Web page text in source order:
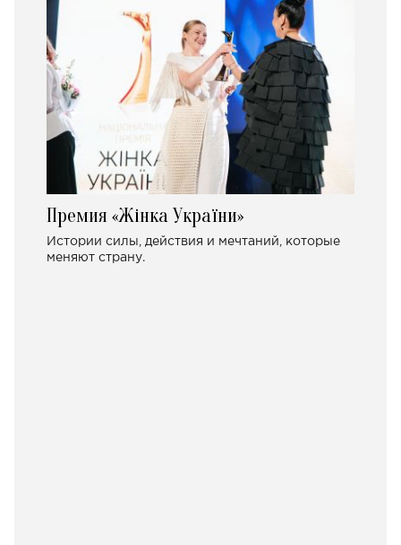
Премия «Жінка України»
Истории силы, действия и мечтаний, которые
меняют страну.